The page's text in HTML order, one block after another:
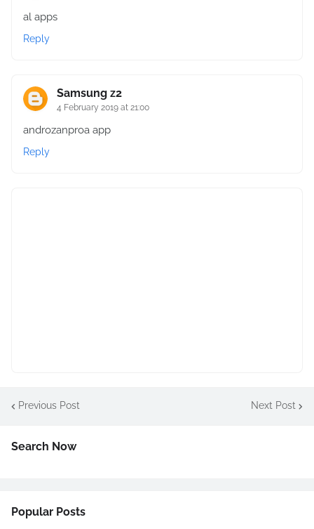
al apps
Reply
Samsung z2
4 February 2019 at 21:00
androzanproa app
Reply
Previous Post Next Post
Search Now
Popular Posts